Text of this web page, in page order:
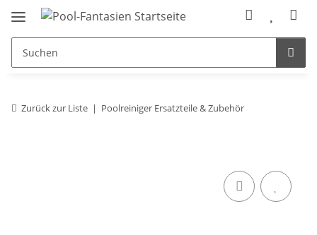
Zurück zur Liste Poolreiniger Ersatzteile & Zubehör